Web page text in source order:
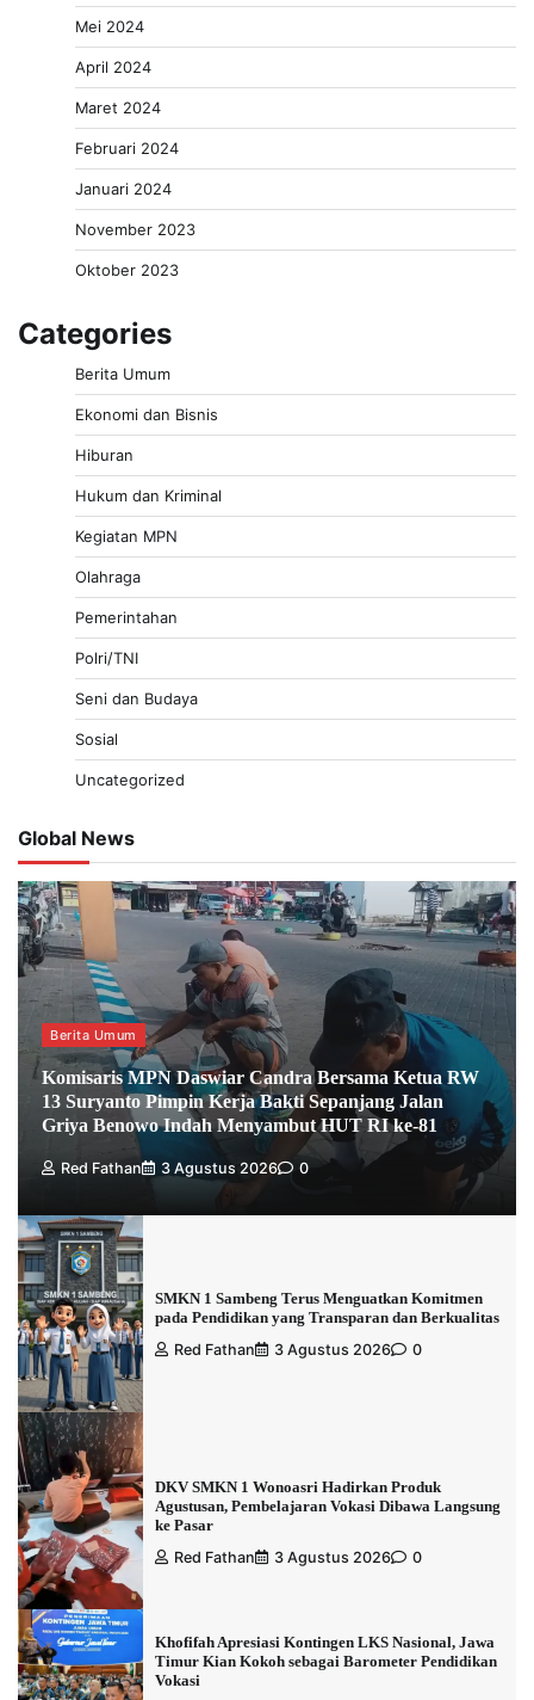
Mei 2024
April 2024
Maret 2024
Februari 2024
Januari 2024
November 2023
Oktober 2023
Categories
Berita Umum
Ekonomi dan Bisnis
Hiburan
Hukum dan Kriminal
Kegiatan MPN
Olahraga
Pemerintahan
Polri/TNI
Seni dan Budaya
Sosial
Uncategorized
Global News
Berita Umum
Komisaris MPN Daswiar Candra Bersama Ketua RW
13 Suryanto Pimpin Kerja Bakti Sepanjang Jalan
Griya Benowo Indah Menyambut HUT RI ke-81
Red Fathan 3 Agustus 2026 0
SMKN 1 Sambeng Terus Menguatkan Komitmen
pada Pendidikan yang Transparan dan Berkualitas
Red Fathan
3 Agustus 2026 0
DKV SMKN 1 Wonoasri Hadirkan Produk
Agustusan, Pembelajaran Vokasi Dibawa Langsung
ke Pasar
Red Fathan
3 Agustus 2026 0
Khofifah Apresiasi Kontingen LKS Nasional, Jawa
Timur Kian Kokoh sebagai Barometer Pendidikan
Vokasi